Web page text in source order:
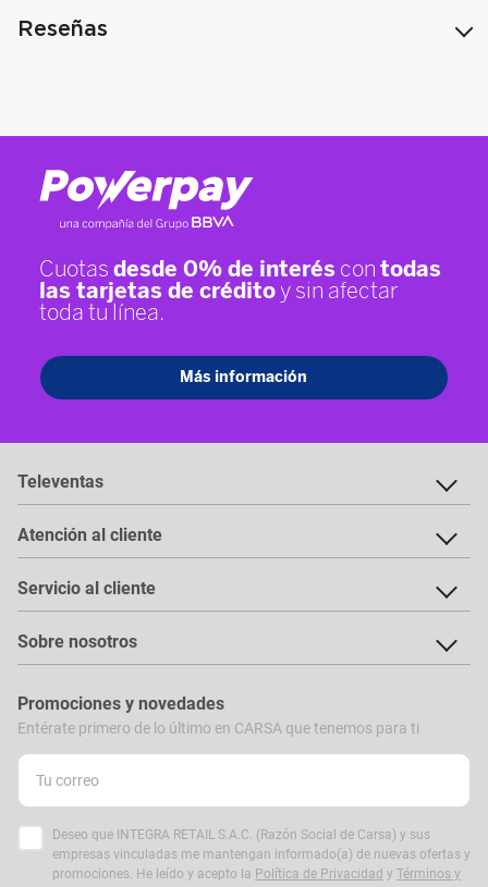
Reseñas
Televentas
Atención al cliente
Servicio al cliente
Sobre nosotros
Promociones y novedades
Entérate primero de lo último en CARSA que tenemos para ti
Deseo que INTEGRA RETAIL S.A.C. (Razón Social de Carsa) y sus
empresas vinculadas me mantengan informado(a) de nuevas ofertas y
promociones. He leído y acepto la Política de Privacidad y Términos y